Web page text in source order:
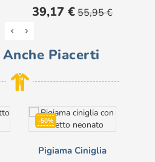
Prezzo
39,17 € Prezzo
base
55,95 €
Piacerti
-50%
Pigiama Ciniglia